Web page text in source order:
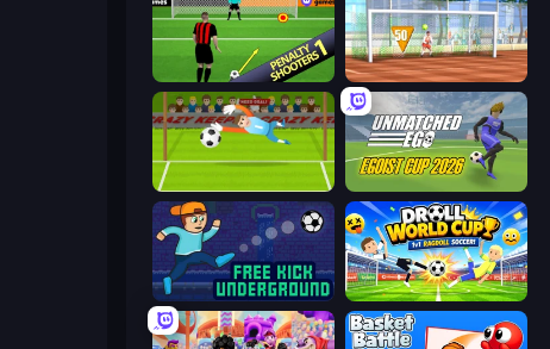
Penalty Shooters Street Freekick 3D
Penalty Superstar
Free Kick Underground Droll World Cup